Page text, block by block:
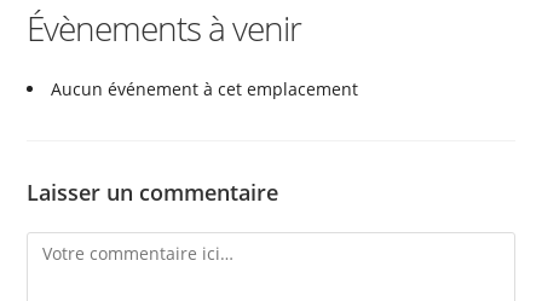
Évènements à venir
Aucun événement à cet emplacement
Laisser un commentaire